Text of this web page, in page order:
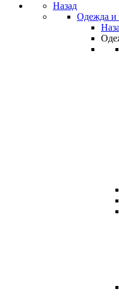
Назад
Одежда и